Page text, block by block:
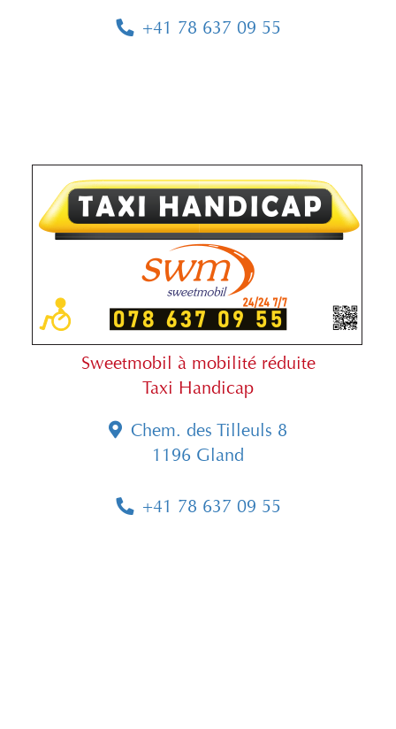
+41 78 637 09 55
Sweetmobil à mobilité réduite
Taxi Handicap
Chem. des Tilleuls 8
1196 Gland
+41 78 637 09 55